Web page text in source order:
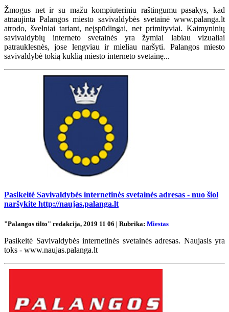
Žmogus net ir su mažu kompiuteriniu raštingumu pasakys, kad
atnaujinta Palangos miesto savivaldybės svetainė www.palanga.lt
atrodo, švelniai tariant, neįspūdingai, net primityviai. Kaimyninių
savivaldybių interneto svetainės yra žymiai labiau vizualiai
patrauklesnės, jose lengviau ir mieliau naršyti. Palangos miesto
savivaldybė tokią kuklią miesto interneto svetainę...
Pasikeitė Savivaldybės internetinės svetainės adresas - nuo šiol
naršykite http://naujas.palanga.lt
"Palangos tilto" redakcija, 2019 11 06 | Rubrika: Miestas
Pasikeitė Savivaldybės internetinės svetainės adresas. Naujasis yra
toks - www.naujas.palanga.lt